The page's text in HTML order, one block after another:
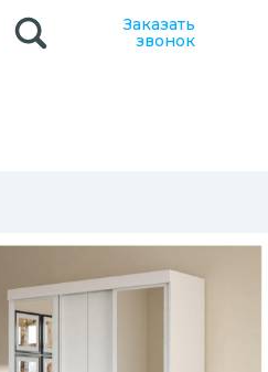
Заказать
звонок